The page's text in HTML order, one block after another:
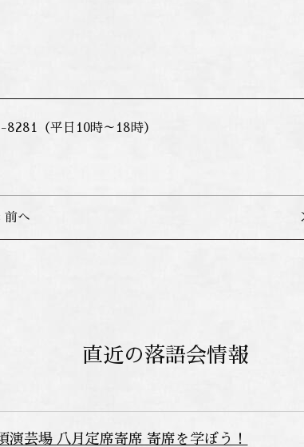
（平日10時～18時）
前へ
直近の落語会情報
演芸場 八月定席寄席 寄席を学ぼう！